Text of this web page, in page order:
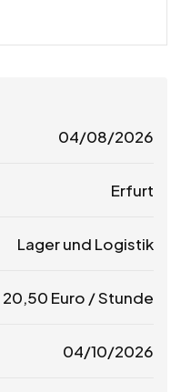
04/08/2026
Erfurt
Lager und Logistik
20,50 Euro / Stunde
04/10/2026